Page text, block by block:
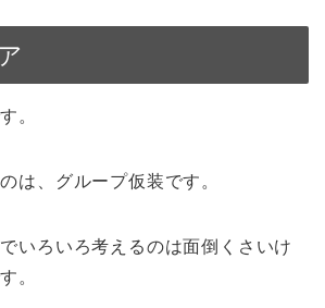
。
は、グループ仮装です。
いろいろ考えるのは面倒くさいけ
。